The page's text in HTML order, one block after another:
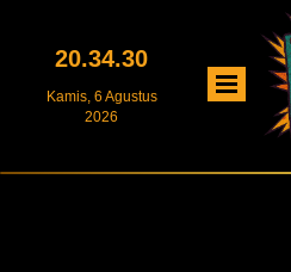
20.34.30
Kamis, 6 Agustus
2026